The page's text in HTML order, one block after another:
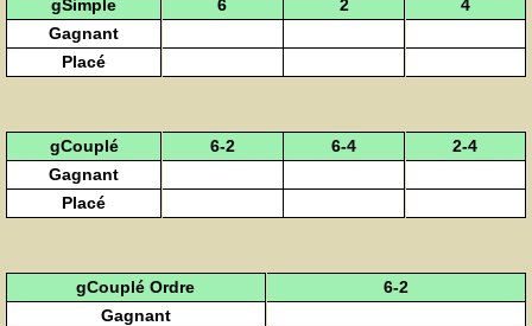
gSimple 6 2
4
Gagnant
Placé
gCouplé 6-2 6-4
2-4
Gagnant
Placé
gCouplé Ordre
6-2
Gagnant